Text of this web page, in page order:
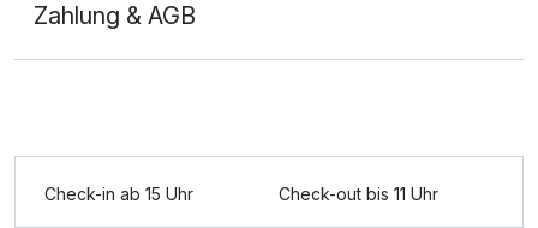
Zahlung & AGB
Check-in ab 15 Uhr Check-out bis 11 Uhr